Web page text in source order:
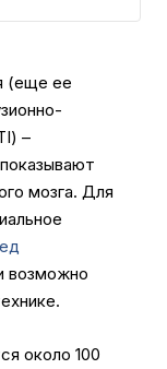
(еще ее
–
мозга. Для
возможно
около 100